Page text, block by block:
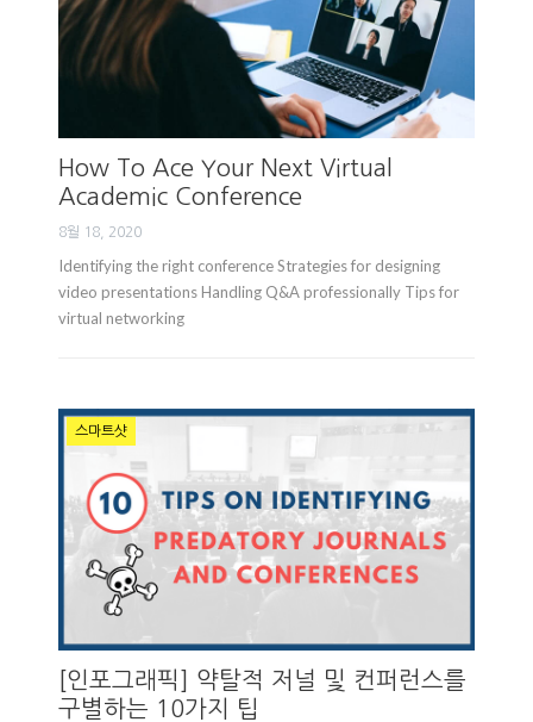
How To Ace Your Next Virtual
Academic Conference
8월 18, 2020
Identifying the right conference Strategies for designing
video presentations Handling Q&A professionally Tips for
virtual networking
스마트샷
[인포그래픽] 약탈적 저널 및 컨퍼런스를
구별하는 10가지 팁